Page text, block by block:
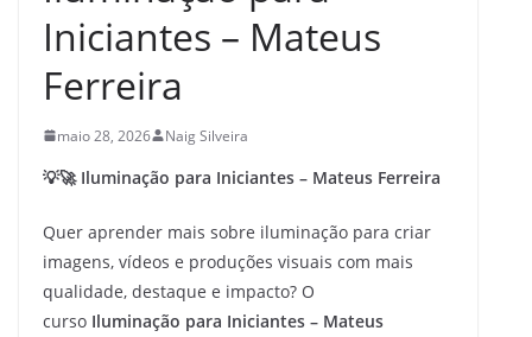
Iniciantes – Mateus
Ferreira
maio 28, 2026 Naig Silveira
💡🚀 Iluminação para Iniciantes – Mateus Ferreira
Quer aprender mais sobre iluminação para criar
imagens, vídeos e produções visuais com mais
qualidade, destaque e impacto? O
curso Iluminação para Iniciantes – Mateus